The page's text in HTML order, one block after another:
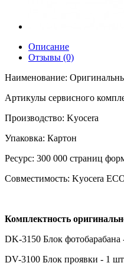
Описание
Отзывы (0)
Наименование:
Артикулы сервисного
Производство: Kyocera
Упаковка: Картон
Ресурс: 300 000 страниц
Совместимость: Kyocera
Комплектность
DK-3150 Блок фотобарабана
DV-3100 Блок проявки - 1